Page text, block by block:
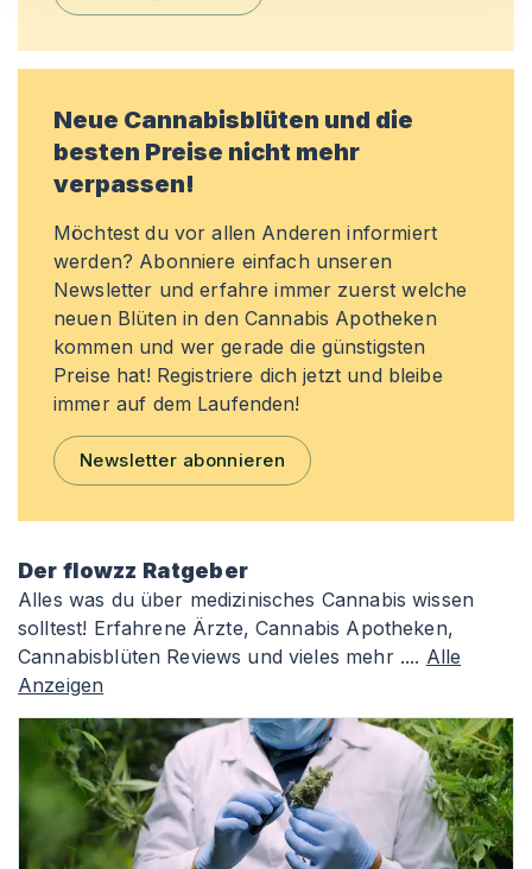
Neue Cannabisblüten und die
besten Preise nicht mehr
verpassen!
Möchtest du vor allen Anderen informiert
werden? Abonniere einfach unseren
Newsletter und erfahre immer zuerst welche
neuen Blüten in den Cannabis Apotheken
kommen und wer gerade die günstigsten
Preise hat! Registriere dich jetzt und bleibe
immer auf dem Laufenden!
Newsletter abonnieren
Der flowzz Ratgeber
Alles was du über medizinisches Cannabis wissen
solltest! Erfahrene Ärzte, Cannabis Apotheken,
Cannabisblüten Reviews und vieles mehr .... Alle
Anzeigen